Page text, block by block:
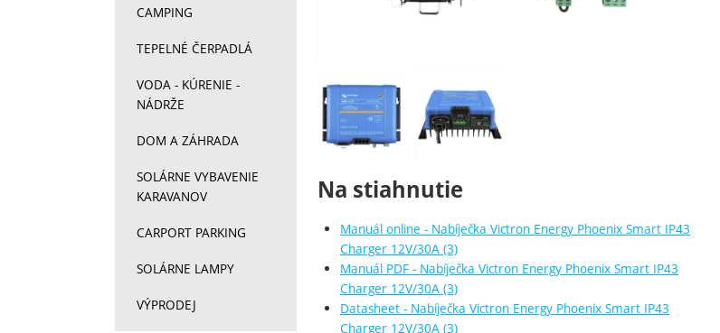
Fotografie
Na stiahnutie
Manuál online - Nabíječka Victron Energy Phoenix Smart IP43
Charger 12V/30A (3)
Manuál PDF - Nabíječka Victron Energy Phoenix Smart IP43
Charger 12V/30A (3)
Datasheet - Nabíječka Victron Energy Phoenix Smart IP43
Charger 12V/30A (3)
CAMPING
TEPELNÉ ČERPADLÁ
VODA - KÚRENIE -
NÁDRŽE
DOM A ZÁHRADA
SOLÁRNE VYBAVENIE
KARAVANOV
CARPORT PARKING
SOLÁRNE LAMPY
VÝPRODEJ